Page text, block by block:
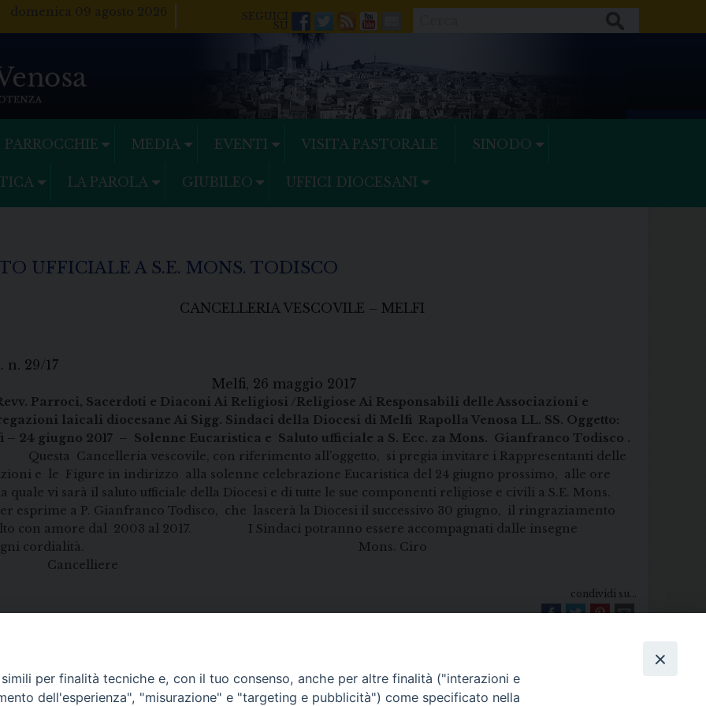
domenica 09 agosto 2026
Facebook
Twitter
FeedsYoutube
Mail
PARROCCHIE MEDIA EVENTI VISITA PASTORALE SINODO
LA PAROLA GIUBILEO UFFICI DIOCESANI
UFFICIALE A S.E. MONS. TODISCO
CANCELLERIA VESCOVILE – MELFI
n. 29/17
26 maggio 2017
Parroci, Sacerdoti e Diaconi Ai Religiosi /Religiose Ai Responsabili delle Associazioni e
laicali diocesane Ai Sigg. Sindaci della Diocesi di Melfi Rapolla Venosa LL. SS. Oggetto:
– 24 giugno 2017 – Solenne Eucaristica e Saluto ufficiale a S. Ecc. za Mons. Gianfranco Todisco .
Questa Cancelleria vescovile, con riferimento all’oggetto, si pregia invitare i Rappresentanti delle
e le Figure in indirizzo alla solenne celebrazione Eucaristica del 24 giugno prossimo, alle ore
vi sarà il saluto ufficiale della Diocesi e di tutte le sue componenti religiose e civili a S.E. Mons.
a P. Gianfranco Todisco, che lascerà la Diocesi il successivo 30 giugno, il ringraziamento
con amore dal 2003 al 2017. I Sindaci potranno essere accompagnati dalle insegne
cordialità. Mons. Ciro
condividi su...
per finalità tecniche e, con il tuo consenso, anche per altre finalità ("interazioni e
dell'esperienza", "misurazione" e "targeting e pubblicità") come specificato nella